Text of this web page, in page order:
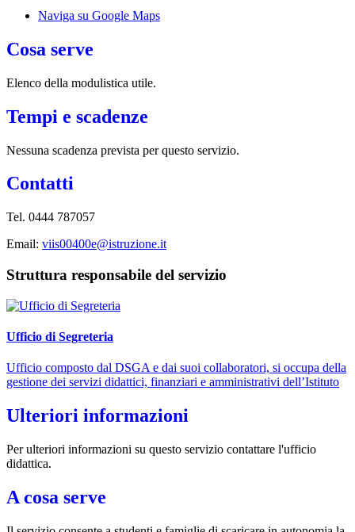
Naviga su Google Maps
Cosa serve
Elenco della modulistica utile.
Tempi e scadenze
Nessuna scadenza prevista per questo servizio.
Contatti
Tel. 0444 787057
Email: viis00400e@istruzione.it
Struttura responsabile del servizio
Ufficio di Segreteria
Ufficio composto dal DSGA e dai suoi collaboratori, si occupa della
gestione dei servizi didattici, finanziari e amministrativi dell’Istituto
Ulteriori informazioni
Per ulteriori informazioni su questo servizio contattare l'ufficio
didattica.
A cosa serve